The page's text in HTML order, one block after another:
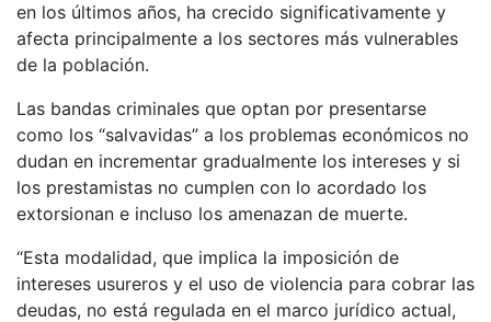
en los últimos años, ha crecido significativamente y
afecta principalmente a los sectores más vulnerables
de la población.
Las bandas criminales que optan por presentarse
como los “salvavidas” a los problemas económicos no
dudan en incrementar gradualmente los intereses y si
los prestamistas no cumplen con lo acordado los
extorsionan e incluso los amenazan de muerte.
“Esta modalidad, que implica la imposición de
intereses usureros y el uso de violencia para cobrar las
deudas, no está regulada en el marco jurídico actual,